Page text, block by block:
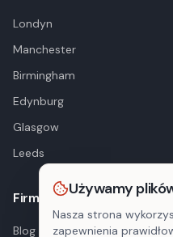
Londyn
Manchester
Birmingham
Edynburg
Glasgow
Leeds
Firma
Blog
Używamy
Nasza strona
zapewnienia